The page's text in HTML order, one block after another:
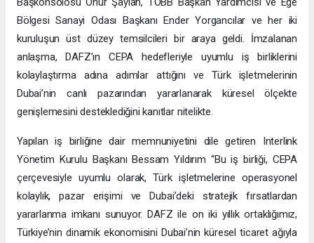
Bölgesi Sanayi Odası Başkanı Ender Yorgancılar ve her iki
kuruluşun üst düzey temsilcileri bir araya geldi. İmzalanan
anlaşma, DAFZ’ın CEPA hedefleriyle uyumlu iş birliklerini
kolaylaştırma adına adımlar attığını ve Türk işletmelerinin
Dubai’nin canlı pazarından yararlanarak küresel ölçekte
genişlemesini desteklediğini kanıtlar nitelikte.
Yapılan iş birliğine dair memnuniyetini dile getiren Interlink
Yönetim Kurulu Başkanı Bessam Yıldırım “Bu iş birliği, CEPA
çerçevesiyle uyumlu olarak, Türk işletmelerine operasyonel
kolaylık, pazar erişimi ve Dubai’deki stratejik fırsatlardan
yararlanma imkanı sunuyor. DAFZ ile on iki yıllık ortaklığımız,
Türkiye’nin dinamik ekonomisini Dubai’nin küresel ticaret ağıyla